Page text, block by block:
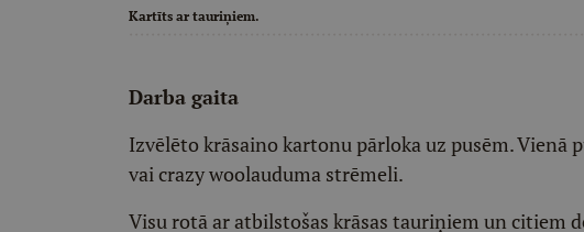
Kartīts ar tauriņiem.
Darba gaita
Izvēlēto krāsaino kartonu pārloka uz pusēm. Vienā
vai crazy woolauduma strēmeli.
Visu rotā ar atbilstošas krāsas tauriņiem un citiem